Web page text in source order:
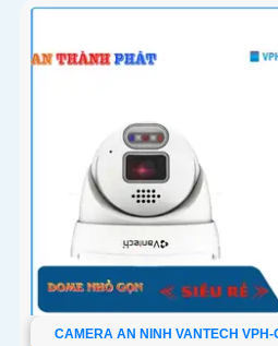
CAMERA AN NINH VANTECH VPH-